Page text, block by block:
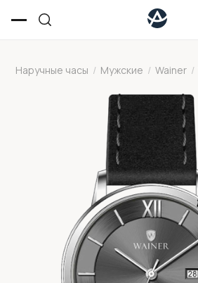
Наручные часы / Мужские / Wainer /